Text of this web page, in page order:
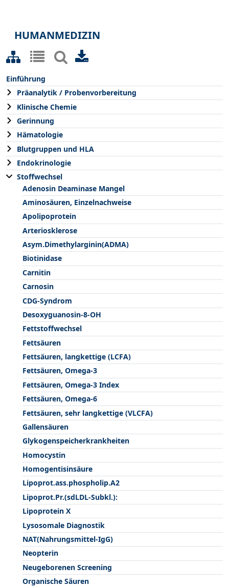
HUMANMEDIZIN
Einführung
Präanalytik / Probenvorbereitung
Klinische Chemie
Gerinnung
Hämatologie
Blutgruppen und HLA
Endokrinologie
Stoffwechsel
Adenosin Deaminase Mangel
Aminosäuren, Einzelnachweise
Apolipoprotein
Arteriosklerose
Asym.Dimethylarginin(ADMA)
Biotinidase
Carnitin
Carnosin
CDG-Syndrom
Desoxyguanosin-8-OH
Fettstoffwechsel
Fettsäuren
Fettsäuren, langkettige (LCFA)
Fettsäuren, Omega-3
Fettsäuren, Omega-3 Index
Fettsäuren, Omega-6
Fettsäuren, sehr langkettige (VLCFA)
Gallensäuren
Glykogenspeicherkrankheiten
Homocystin
Homogentisinsäure
Lipoprot.ass.phospholip.A2
Lipoprot.Pr.(sdLDL-Subkl.):
Lipoprotein X
Lysosomale Diagnostik
NAT(Nahrungsmittel-IgG)
Neopterin
Neugeborenen Screening
Organische Säuren